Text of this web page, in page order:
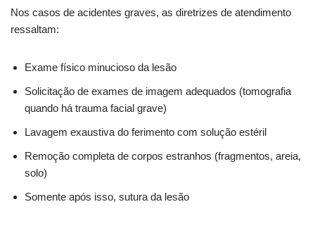
Nos casos de acidentes graves, as diretrizes de atendimento
ressaltam:
Exame físico minucioso da lesão
Solicitação de exames de imagem adequados (tomografia
quando há trauma facial grave)
Lavagem exaustiva do ferimento com solução estéril
Remoção completa de corpos estranhos (fragmentos, areia,
solo)
Somente após isso, sutura da lesão